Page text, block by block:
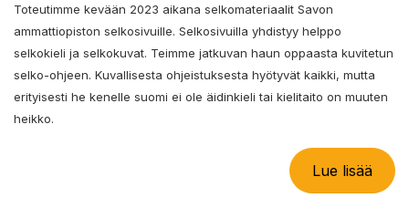
Toteutimme kevään 2023 aikana selkomateriaalit Savon
ammattiopiston selkosivuille. Selkosivuilla yhdistyy helppo
selkokieli ja selkokuvat. Teimme jatkuvan haun oppaasta kuvitetun
selko-ohjeen. Kuvallisesta ohjeistuksesta hyötyvät kaikki, mutta
erityisesti he kenelle suomi ei ole äidinkieli tai kielitaito on muuten
heikko.
Lue lisää